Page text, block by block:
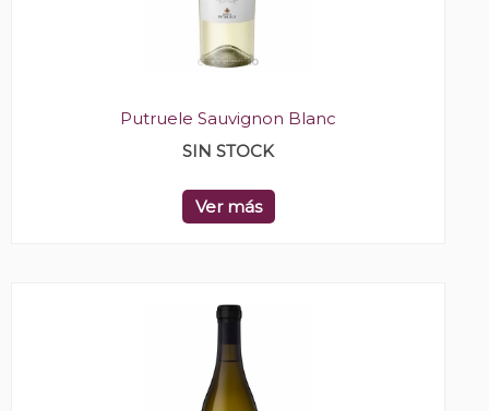
Putruele Sauvignon Blanc
SIN STOCK
Ver más